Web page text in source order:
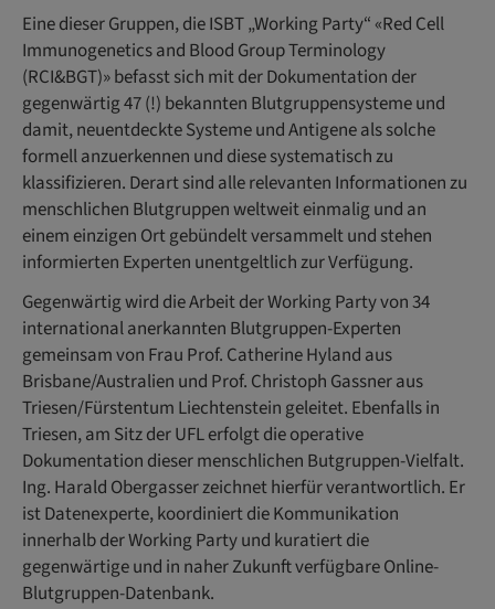
Eine dieser Gruppen, die ISBT „Working Party“ «Red Cell
Immunogenetics and Blood Group Terminology
(RCI&BGT)» befasst sich mit der Dokumentation der
gegenwärtig 47 (!) bekannten Blutgruppensysteme und
damit, neuentdeckte Systeme und Antigene als solche
formell anzuerkennen und diese systematisch zu
klassifizieren. Derart sind alle relevanten Informationen zu
menschlichen Blutgruppen weltweit einmalig und an
einem einzigen Ort gebündelt versammelt und stehen
informierten Experten unentgeltlich zur Verfügung.
Gegenwärtig wird die Arbeit der Working Party von 34
international anerkannten Blutgruppen-Experten
gemeinsam von Frau Prof. Catherine Hyland aus
Brisbane/Australien und Prof. Christoph Gassner aus
Triesen/Fürstentum Liechtenstein geleitet. Ebenfalls in
Triesen, am Sitz der UFL erfolgt die operative
Dokumentation dieser menschlichen Butgruppen-Vielfalt.
Ing. Harald Obergasser zeichnet hierfür verantwortlich. Er
ist Datenexperte, koordiniert die Kommunikation
innerhalb der Working Party und kuratiert die
gegenwärtige und in naher Zukunft verfügbare Online-
Blutgruppen-Datenbank.